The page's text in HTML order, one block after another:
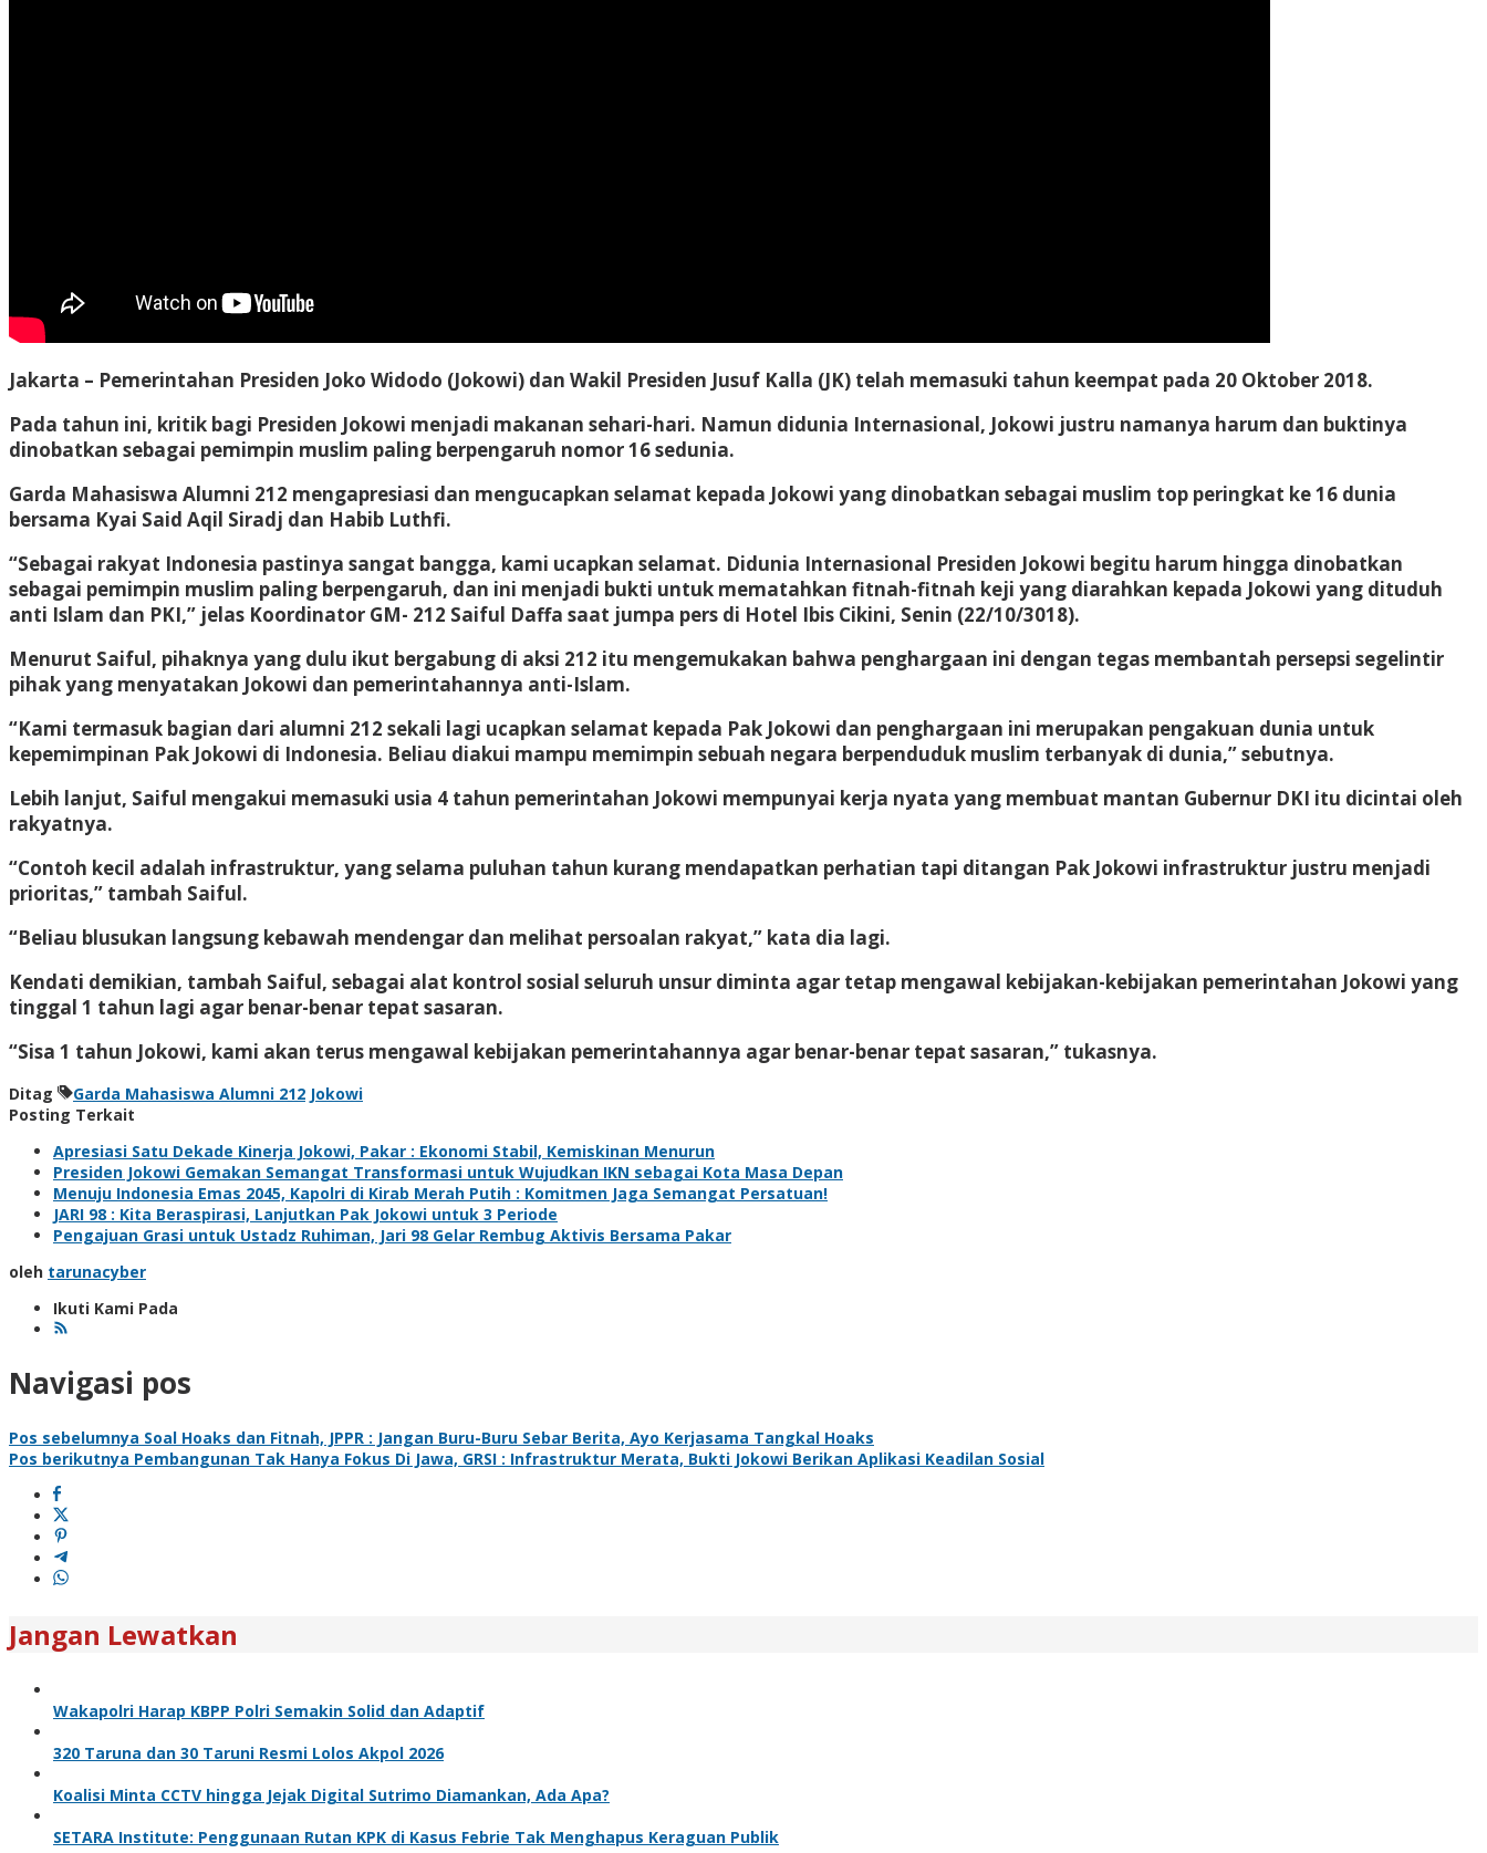
Jakarta – Pemerintahan Presiden Joko Widodo (Jokowi) dan Wakil Presiden Jusuf Kalla (JK) telah memasuki tahun keempat pada 20 Oktober 2018.
Pada tahun ini, kritik bagi Presiden Jokowi menjadi makanan sehari-hari. Namun didunia Internasional, Jokowi justru namanya harum dan buktinya
dinobatkan sebagai pemimpin muslim paling berpengaruh nomor 16 sedunia.
Garda Mahasiswa Alumni 212 mengapresiasi dan mengucapkan selamat kepada Jokowi yang dinobatkan sebagai muslim top peringkat ke 16 dunia
bersama Kyai Said Aqil Siradj dan Habib Luthfi.
“Sebagai rakyat Indonesia pastinya sangat bangga, kami ucapkan selamat. Didunia Internasional Presiden Jokowi begitu harum hingga dinobatkan
sebagai pemimpin muslim paling berpengaruh, dan ini menjadi bukti untuk mematahkan fitnah-fitnah keji yang diarahkan kepada Jokowi yang dituduh
anti Islam dan PKI,” jelas Koordinator GM- 212 Saiful Daffa saat jumpa pers di Hotel Ibis Cikini, Senin (22/10/3018).
Menurut Saiful, pihaknya yang dulu ikut bergabung di aksi 212 itu mengemukakan bahwa penghargaan ini dengan tegas membantah persepsi segelintir
pihak yang menyatakan Jokowi dan pemerintahannya anti-Islam.
“Kami termasuk bagian dari alumni 212 sekali lagi ucapkan selamat kepada Pak Jokowi dan penghargaan ini merupakan pengakuan dunia untuk
kepemimpinan Pak Jokowi di Indonesia. Beliau diakui mampu memimpin sebuah negara berpenduduk muslim terbanyak di dunia,” sebutnya.
Lebih lanjut, Saiful mengakui memasuki usia 4 tahun pemerintahan Jokowi mempunyai kerja nyata yang membuat mantan Gubernur DKI itu dicintai oleh
rakyatnya.
“Contoh kecil adalah infrastruktur, yang selama puluhan tahun kurang mendapatkan perhatian tapi ditangan Pak Jokowi infrastruktur justru menjadi
prioritas,” tambah Saiful.
“Beliau blusukan langsung kebawah mendengar dan melihat persoalan rakyat,” kata dia lagi.
Kendati demikian, tambah Saiful, sebagai alat kontrol sosial seluruh unsur diminta agar tetap mengawal kebijakan-kebijakan pemerintahan Jokowi yang
tinggal 1 tahun lagi agar benar-benar tepat sasaran.
“Sisa 1 tahun Jokowi, kami akan terus mengawal kebijakan pemerintahannya agar benar-benar tepat sasaran,” tukasnya.
Ditag Garda Mahasiswa Alumni 212 Jokowi
Posting Terkait
Apresiasi Satu Dekade Kinerja Jokowi, Pakar : Ekonomi Stabil, Kemiskinan Menurun
Presiden Jokowi Gemakan Semangat Transformasi untuk Wujudkan IKN sebagai Kota Masa Depan
Menuju Indonesia Emas 2045, Kapolri di Kirab Merah Putih : Komitmen Jaga Semangat Persatuan!
JARI 98 : Kita Beraspirasi, Lanjutkan Pak Jokowi untuk 3 Periode
Pengajuan Grasi untuk Ustadz Ruhiman, Jari 98 Gelar Rembug Aktivis Bersama Pakar
oleh tarunacyber
Ikuti Kami Pada
Navigasi pos
Pos sebelumnya Soal Hoaks dan Fitnah, JPPR : Jangan Buru-Buru Sebar Berita, Ayo Kerjasama Tangkal Hoaks
Pos berikutnya Pembangunan Tak Hanya Fokus Di Jawa, GRSI : Infrastruktur Merata, Bukti Jokowi Berikan Aplikasi Keadilan Sosial
Jangan Lewatkan
Wakapolri Harap KBPP Polri Semakin Solid dan Adaptif
320 Taruna dan 30 Taruni Resmi Lolos Akpol 2026
Koalisi Minta CCTV hingga Jejak Digital Sutrimo Diamankan, Ada Apa?
SETARA Institute: Penggunaan Rutan KPK di Kasus Febrie Tak Menghapus Keraguan Publik